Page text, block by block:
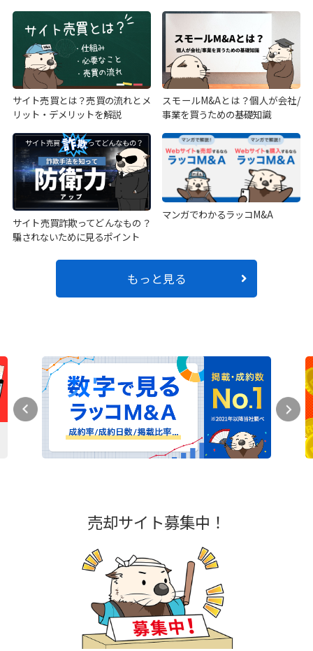
サイト売買とは？売買の流れとメ
リット・デメリットを解説
スモールM&Aとは？個人が会社/
事業を買うための基礎知識
サイト売買詐欺ってどんなもの？
騙されないために見るポイント
マンガでわかるラッコM&A
もっと見る
売却サイト募集中！